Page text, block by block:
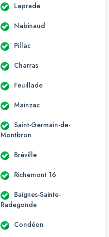
Laprade
Nabinaud
Pillac
Charras
Feuillade
Mainzac
Saint-Germain-de-
Montbron
Bréville
Richemont 16
Baignes-Sainte-
Radegonde
Condéon